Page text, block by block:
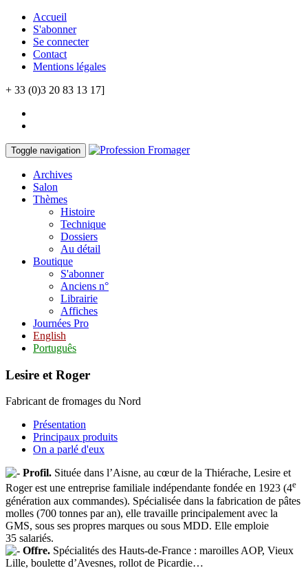
Accueil
S'abonner
Se connecter
Contact
Mentions légales
+ 33 (0)3 20 83 13 17]
Toggle navigation
Archives
Salon
Thèmes
Histoire
Technique
Dossiers
Au détail
Boutique
S'abonner
Anciens n°
Librairie
Affiches
Journées Pro
English
Português
Lesire et Roger
Fabricant de fromages du Nord
Présentation
Principaux produits
On a parlé d'eux
Profil. Située dans l’Aisne, au cœur de la Thiérache, Lesire et
Roger est une entreprise familiale indépendante fondée en 1923 (4e
génération aux commandes). Spécialisée dans la fabrication de pâtes
molles (700 tonnes par an), elle travaille principalement avec la
GMS, sous ses propres marques ou sous MDD. Elle emploie
35 salariés.
Offre. Spécialités des Hauts-de-France : maroilles AOP, Vieux
Lille, boulette d’Avesnes, rollot de Picardie…